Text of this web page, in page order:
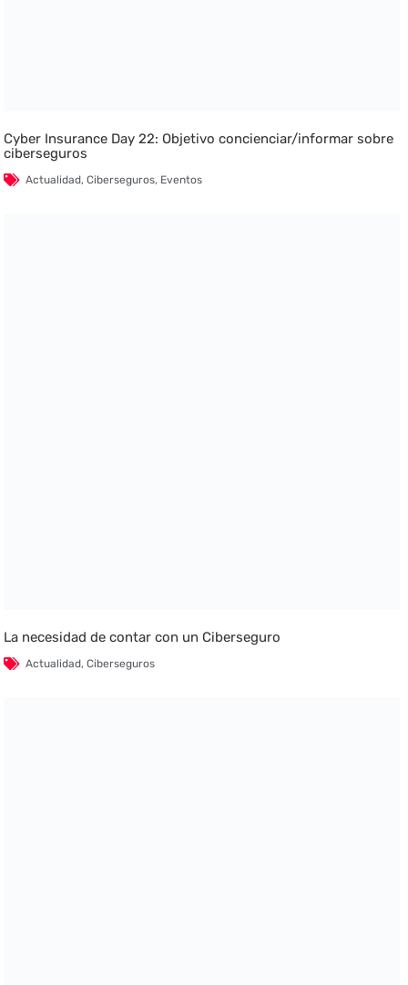
Cyber Insurance Day 22: Objetivo concienciar/informar sobre
ciberseguros
Actualidad,Ciberseguros, Eventos
La necesidad de contar con un Ciberseguro
Actualidad,Ciberseguros